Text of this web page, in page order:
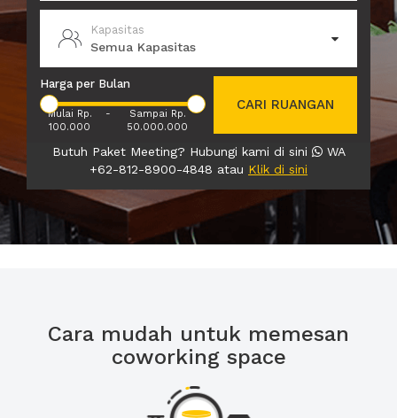
Kapasitas
Semua Kapasitas
Harga per Bulan
Mulai Rp.
100.000
-
Sampai Rp.
50.000.000
CARI RUANGAN
Butuh Paket Meeting? Hubungi kami di sini
WA
+62-812-8900-4848 atau Klik di sini
Cara mudah untuk memesan
coworking space